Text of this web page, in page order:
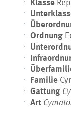
Ordnung
Familie
Gattung
Art